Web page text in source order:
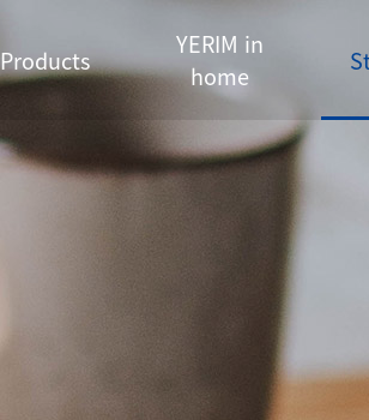
Products
YERIM in
home